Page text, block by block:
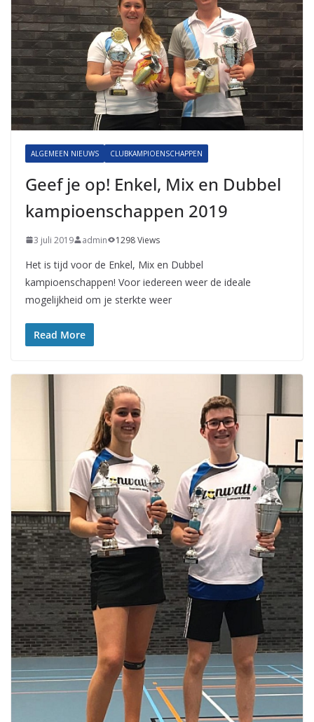
ALGEMEEN NIEUWS CLUBKAMPIOENSCHAPPEN
Geef je op! Enkel, Mix en Dubbel
kampioenschappen 2019
3 juli 2019 admin 1298 Views
Het is tijd voor de Enkel, Mix en Dubbel
kampioenschappen! Voor iedereen weer de ideale
mogelijkheid om je sterkte weer
Read More